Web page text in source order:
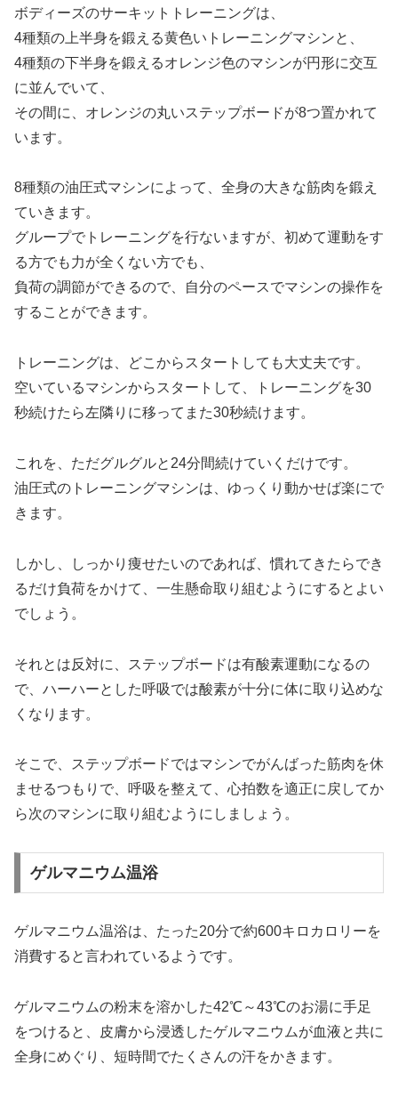
ボディーズのサーキットトレーニングは、
4種類の上半身を鍛える黄色いトレーニングマシンと、
4種類の下半身を鍛えるオレンジ色のマシンが円形に交互
に並んでいて、
その間に、オレンジの丸いステップボードが8つ置かれて
います。
8種類の油圧式マシンによって、全身の大きな筋肉を鍛え
ていきます。
グループでトレーニングを行ないますが、初めて運動をす
る方でも力が全くない方でも、
負荷の調節ができるので、自分のペースでマシンの操作を
することができます。
トレーニングは、どこからスタートしても大丈夫です。
空いているマシンからスタートして、トレーニングを30
秒続けたら左隣りに移ってまた30秒続けます。
これを、ただグルグルと24分間続けていくだけです。
油圧式のトレーニングマシンは、ゆっくり動かせば楽にで
きます。
しかし、しっかり痩せたいのであれば、慣れてきたらでき
るだけ負荷をかけて、一生懸命取り組むようにするとよい
でしょう。
それとは反対に、ステップボードは有酸素運動になるの
で、ハーハーとした呼吸では酸素が十分に体に取り込めな
くなります。
そこで、ステップボードではマシンでがんばった筋肉を休
ませるつもりで、呼吸を整えて、心拍数を適正に戻してか
ら次のマシンに取り組むようにしましょう。
ゲルマニウム温浴
ゲルマニウム温浴は、たった20分で約600キロカロリーを
消費すると言われているようです。
ゲルマニウムの粉末を溶かした42℃～43℃のお湯に手足
をつけると、皮膚から浸透したゲルマニウムが血液と共に
全身にめぐり、短時間でたくさんの汗をかきます。